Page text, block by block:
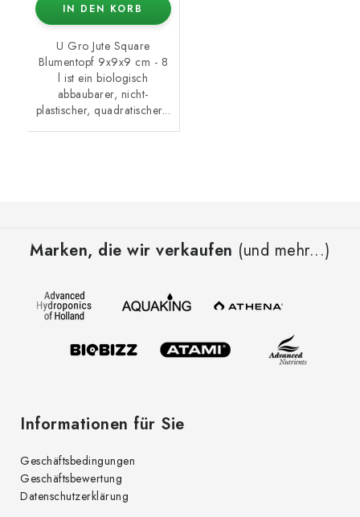
IN DEN KORB
U Gro Jute Square
Blumentopf 9x9x9 cm - 8
l ist ein biologisch
abbaubarer, nicht-
plastischer, quadratischer...
Marken, die wir verkaufen (und mehr...)
Informationen für Sie
Geschäftsbedingungen
Geschäftsbewertung
Datenschutzerklärung